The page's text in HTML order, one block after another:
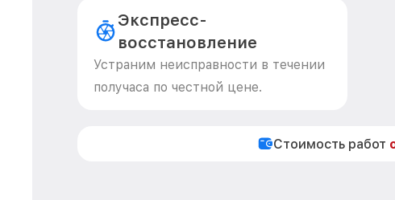
Экспресс-
восстановление
Устраним неисправности в течении
получаса по честной цене.
Стоимость работ